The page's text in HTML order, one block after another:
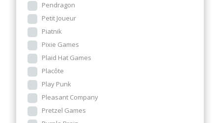
Pendragon
Petit Joueur
Piatnik
Pixie Games
Plaid Hat Games
Placôte
Play Punk
Pleasant Company
Pretzel Games